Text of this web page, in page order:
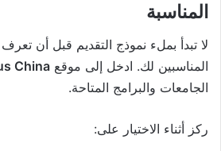
المناسبة
لا تبدأ بملء نموذج التقديم قبل أن
المناسبين لك. ادخل إلى موقع China
الجامعات والبرامج المتاحة.
ركز أثناء الاختيار على: